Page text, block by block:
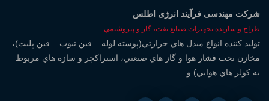
شركت مهندسی فرآيند انرژی اطلس
طراح و سازنده تجهيزات صنايع نفت، گاز و پتروشيمي
توليد کننده انواع مبدل هاي حرارتي(پوسته لوله – فين تيوب – فين پليت)،
مخازن تحت فشار هوا و گاز هاي صنعتي، استراكچر و سازه هاي مربوط
به كولر هاي هوايي) و ...